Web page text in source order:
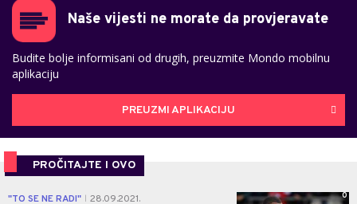
Naše vijesti ne morate da provjeravate
Budite bolje informisani od drugih, preuzmite Mondo mobilnu
aplikaciju
PREUZMI APLIKACIJU
PROČITAJTE I OVO
"TO SE NE RADI" 28.09.2021. 0